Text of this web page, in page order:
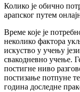
Колико је обично
арапског путем
Време које је
неколико фактора
искуство у учењу
свакодневно учење.
постигне ниво
постизање потпуне
година доследне